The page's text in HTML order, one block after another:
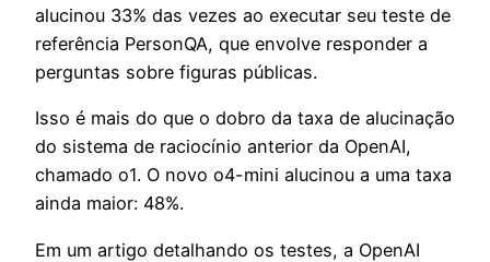
alucinou 33% das vezes ao executar seu teste de
referência PersonQA, que envolve responder a
perguntas sobre figuras públicas.
Isso é mais do que o dobro da taxa de alucinação
do sistema de raciocínio anterior da OpenAI,
chamado o1. O novo o4-mini alucinou a uma taxa
ainda maior: 48%.
Em um artigo detalhando os testes, a OpenAI